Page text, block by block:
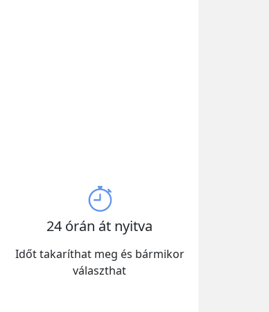
24 órán át nyitva
Időt takaríthat meg és bármikor
választhat